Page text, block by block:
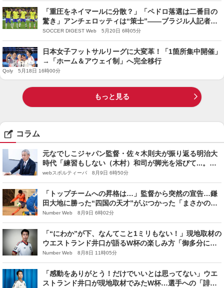
「重圧をネイマールに分散？」「ペドロ落選は二番目の
驚き」アンチェロッティは“策士”――ブラジル人記者が
深掘る「最も悪い状況」のセレソン
SOCCER DIGEST Web 5月20日 6時05分
日本女子フットサルリーグに大変革！「1箇所集中開催」
→「ホーム＆アウェイ制」へ完全移行
Qoly 5月18日 16時00分
もっと見る
コラム
元なでしこジャパン監督・佐々木則夫が振り返る明治大
時代「練習もしない（木村）和司が脚光を浴びて...。全
然面白くない４年間でした」
webスポルティーバ 8月9日 6時50分
「トップチームへの昇格は…」監督から突然の宣告…鎌
田大地に勝った“四国の天才”がぶつかった「まさかの
壁」とは？「言葉が耳に入ってこなくて」
Number Web 8月9日 6時02分
「“にわか”が下、なんてこと1ミリもない！」現地取材の
ウエストランド井口が語るW杯の楽しみ方「御多分に漏
れず『ベッカムヘア』に…」
Number Web 8月8日 11時05分
「感動をありがとう！だけでいいとは思ってない」ウエ
ストランド井口が現地取材でみたW杯…選手への「誹謗